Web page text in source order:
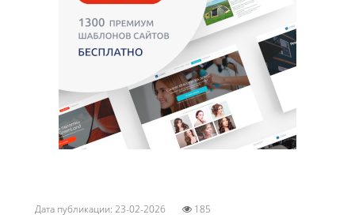
Дата публикации: 23-02-2026 185